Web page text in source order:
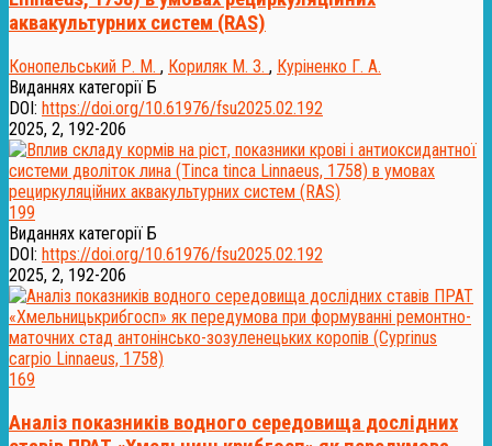
аквакультурних систем (RAS)
Конопельський Р. М. , Кориляк М. З. , Куріненко Г. А.
Виданнях категорії Б
DOI: https://doi.org/10.61976/fsu2025.02.192
2025, 2, 192-206
199
Виданнях категорії Б
DOI: https://doi.org/10.61976/fsu2025.02.192
2025, 2, 192-206
169
Аналіз показників водного середовища дослідних